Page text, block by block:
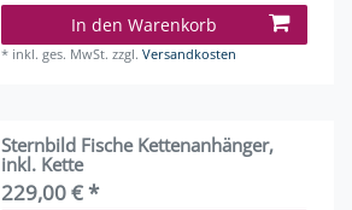
In den Warenkorb
* inkl. ges. MwSt. zzgl.Versandkosten
Sternbild Fische Kettenanhänger,
inkl. Kette
229,00 € *